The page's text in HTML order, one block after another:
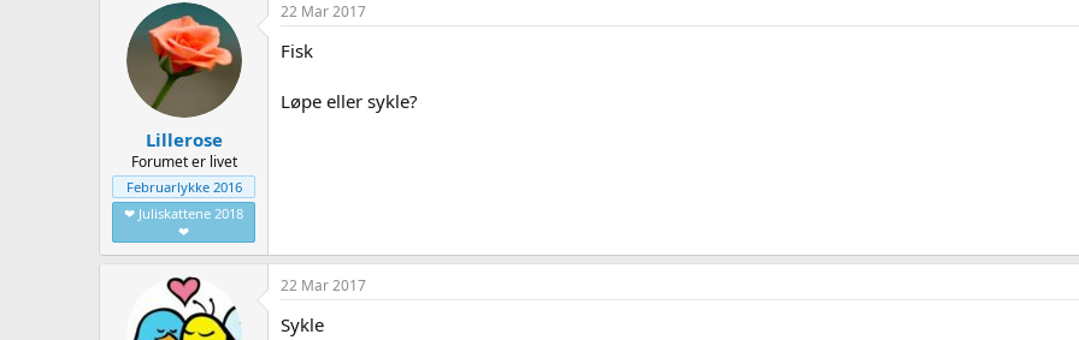
Lillerose
Forumet er livet
Februarlykke 2016
❤ Juliskattene 2018
❤
22 Mar 2017
Fisk
Løpe eller sykle?
22 Mar 2017
Sykle